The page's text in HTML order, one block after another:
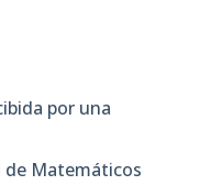
por una
de Matemáticos